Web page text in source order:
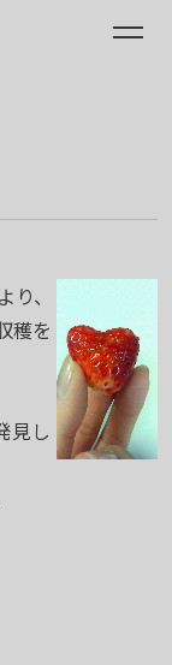
、
穫を
見し